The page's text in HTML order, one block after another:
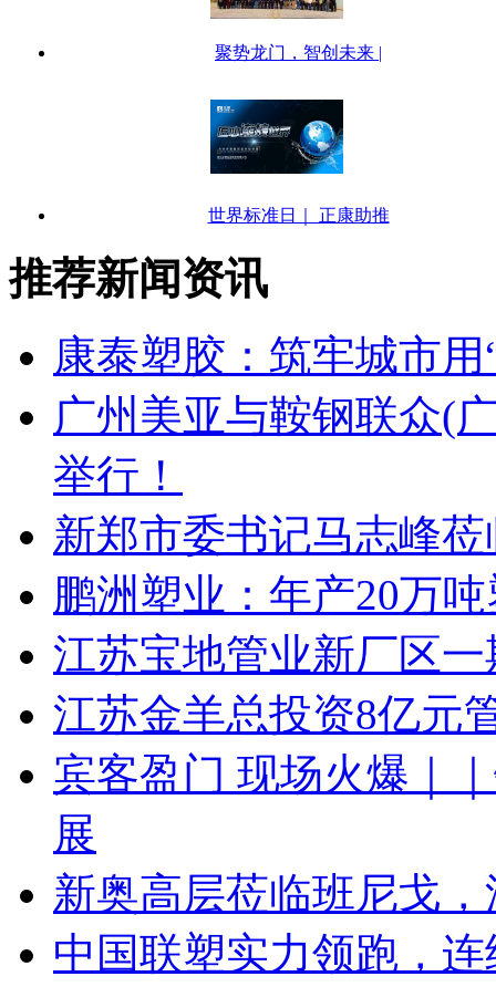
聚势龙门，智创未来 |
世界标准日｜ 正康助推
推荐新闻资讯
康泰塑胶：筑牢城市用
广州美亚与鞍钢联众(
举行！
新郑市委书记马志峰
鹏洲塑业：年产20万
江苏宝地管业新厂区
江苏金羊总投资8亿元
宾客盈门 现场火爆｜
展
新奥高层莅临班尼戈
中国联塑实力领跑，